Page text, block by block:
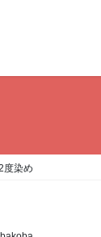
度染め